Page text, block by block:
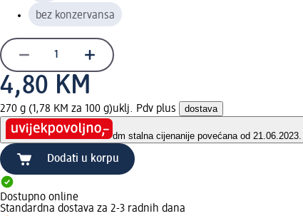
bez konzervansa
4,80 KM
270 g (1,78 KM za 100 g)uklj. Pdv plus dostava
dm stalna cijenanije povećana od 21.06.2023.
Dodati u korpu
Dostupno online
Standardna dostava za 2-3 radnih dana